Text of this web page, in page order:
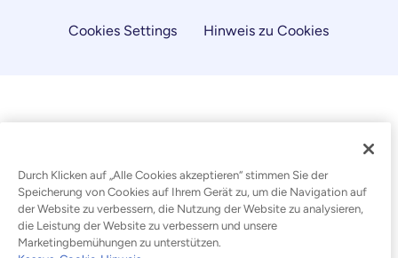
Cookies Settings Hinweis zu Cookies
Durch Klicken auf „Alle Cookies akzeptieren“ stimmen Sie der
Speicherung von Cookies auf Ihrem Gerät zu, um die Navigation auf
der Website zu verbessern, die Nutzung der Website zu analysieren,
die Leistung der Website zu verbessern und unsere
Marketingbemühungen zu unterstützen.